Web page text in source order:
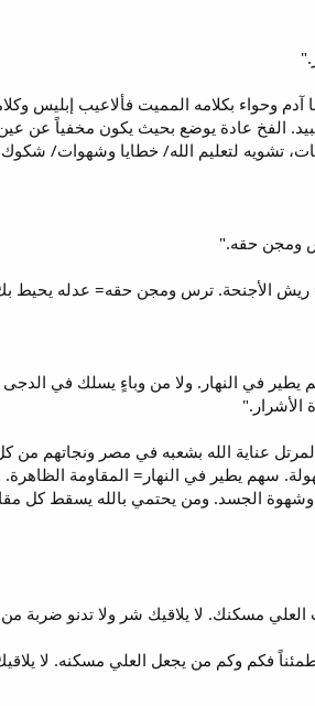
آدم وحواء بكلامه المميت فألاعيب
الفخ عادة يوضع بحيث يكون مخفياً عن
تشويه لتعليم الله/ خطايا وشهوات/
من سهم يطير في النهار. ولا من وباءٍ يسلك
الأشرار."
المرتل عناية الله بشعبه في مصر ونجاتهم
سهم يطير في النهار= المقاومة
وشهوة الجسد. ومن يحتمي بالله يسقط كل
فكم وكم من يجعل العلي مسكنه. لا